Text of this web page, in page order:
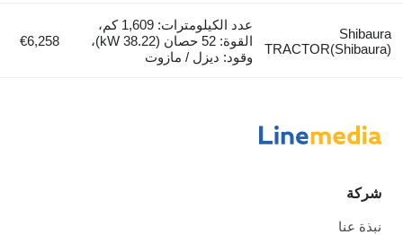
Shibaura
TRACTOR(Shibaura)
عدد الكيلومترات: 1,609 كم،
القوة: 52 حصان (38.22 kW)،
وقود: ديزل / مازوت
€6,258
شركة
نبذة عنا